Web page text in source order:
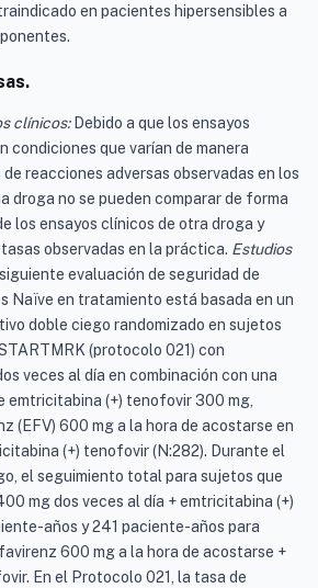
en pacientes hipersensibles a
clínicos: Debido a que los ensayos
condiciones que varían de manera
reacciones adversas observadas en los
droga no se pueden comparar de forma
los ensayos clínicos de otra droga y
observadas en la práctica. Estudios
evaluación de seguridad de
Naïve en tratamiento está basada en un
doble ciego randomizado en sujetos
(protocolo 021) con
veces al día en combinación con una
emtricitabina (+) tenofovir 300 mg,
(EFV) 600 mg a la hora de acostarse en
(+) tenofovir (N:282). Durante el
el seguimiento total para sujetos que
mg dos veces al día + emtricitabina (+)
años y 241 paciente-años para
600 mg a la hora de acostarse +
En el Protocolo 021, la tasa de